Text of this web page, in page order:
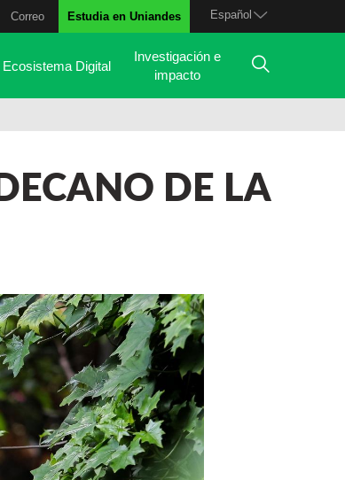
Español
Correo Estudia en Uniandes
Ecosistema Digital
Investigación e
impacto
DE LA